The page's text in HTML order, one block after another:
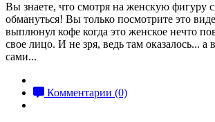
Вы знаете, что смотря на женскую фигуру
обмануться! Вы только посмотрите это
выплюнул кофе когда это женское нечто
свое лицо. И не зря, ведь там оказалось... а
сами...
Комментарии (0)